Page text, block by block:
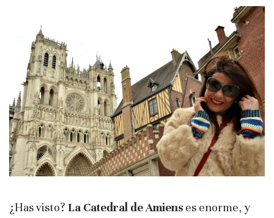
¿Has visto? La Catedral de Amiens es enorme, y